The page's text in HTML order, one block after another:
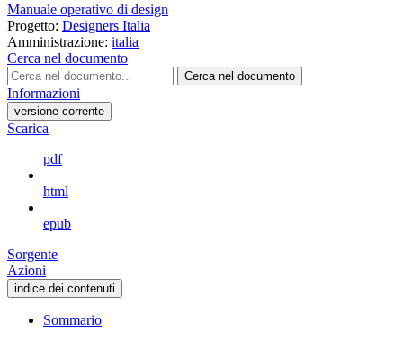
Manuale operativo di design
Progetto: Designers Italia
Amministrazione: italia
Cerca nel documento
Cerca nel documento
Informazioni
versione-corrente
Scarica
pdf
html
epub
Sorgente
Azioni
indice dei contenuti
Sommario